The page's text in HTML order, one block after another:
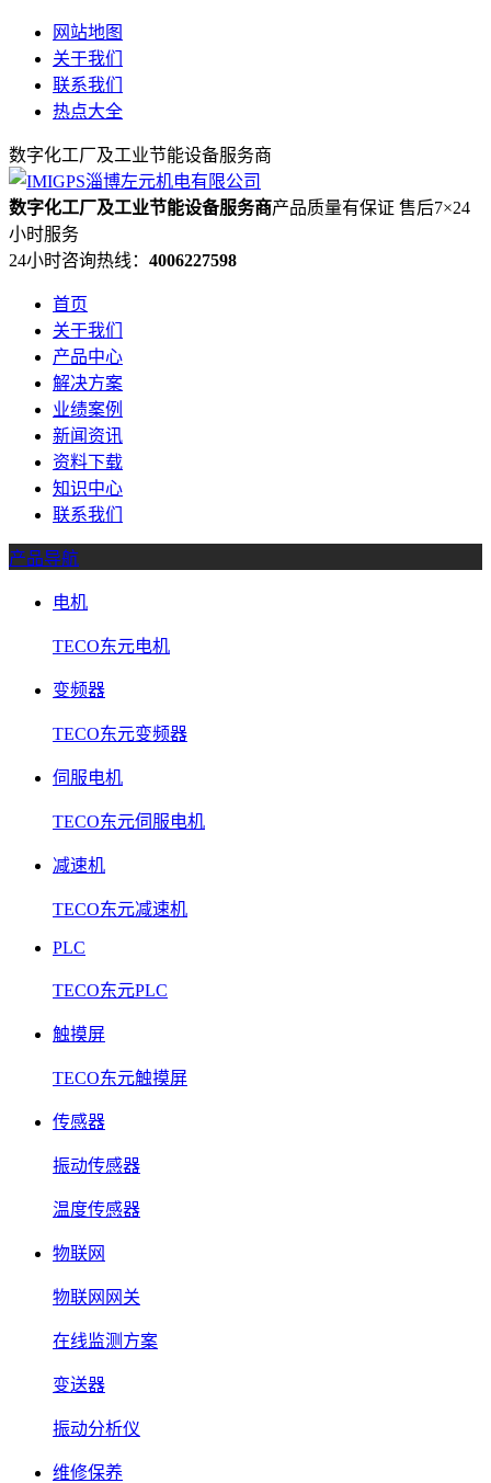
网站地图
关于我们
联系我们
热点大全
数字化工厂及工业节能设备服务商
数字化工厂及工业节能设备服务商产品质量有保证 售后7×24
小时服务
24小时咨询热线： 4006227598
首页
关于我们
产品中心
解决方案
业绩案例
新闻资讯
资料下载
知识中心
联系我们
产品导航
电机
TECO东元电机
变频器
TECO东元变频器
伺服电机
TECO东元伺服电机
减速机
TECO东元减速机
PLC
TECO东元PLC
触摸屏
TECO东元触摸屏
传感器
振动传感器
温度传感器
物联网
物联网网关
在线监测方案
变送器
振动分析仪
维修保养